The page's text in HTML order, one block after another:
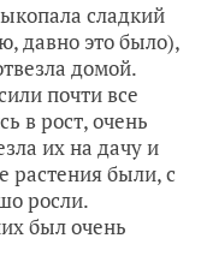
сладкий
давно это было),
домой.
почти все
в рост, очень
их на дачу и
растения были, с
росли.
был очень